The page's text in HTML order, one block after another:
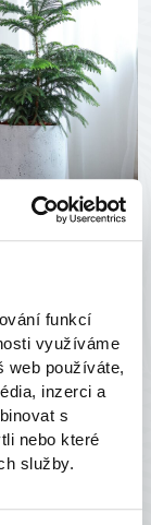
funkcí
využíváme
web používáte,
inzerci a
s
nebo které
služby.